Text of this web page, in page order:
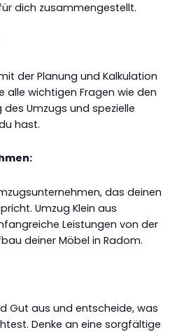
dich zusammengestellt.
der Planung und Kalkulation
alle wichtigen Fragen wie den
Umzugs und spezielle
hast.
das deinen
Umzug Klein aus
Leistungen von der
deiner Möbel in Radom.
Gut aus und entscheide, was
Denke an eine sorgfältige